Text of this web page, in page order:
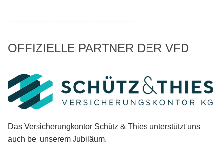
OFFIZIELLE PARTNER DER VFD
Das Versicherungkontor Schütz & Thies unterstützt uns
auch bei unserem Jubiläum.